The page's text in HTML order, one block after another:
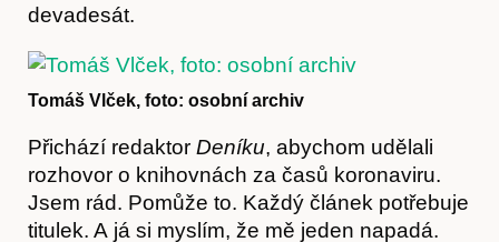
Články
devadesát.
Tomáš Vlček, foto: osobní archiv
Přichází redaktor Deníku, abychom udělali
rozhovor o knihovnách za časů koronaviru.
Jsem rád. Pomůže to. Každý článek potřebuje
titulek. A já si myslím, že mě jeden napadá.